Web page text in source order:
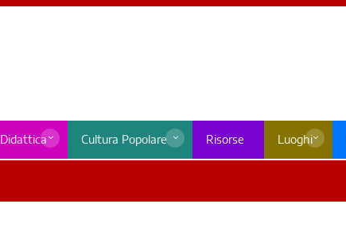
Didattica Cultura Popolare Risorse Luoghi